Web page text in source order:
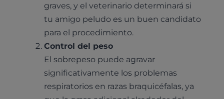
graves, y el veterinario determinará si
tu amigo peludo es un buen candidato
para el procedimiento.
Control del peso
El sobrepeso puede agravar
significativamente los problemas
respiratorios en razas braquicéfalas, ya